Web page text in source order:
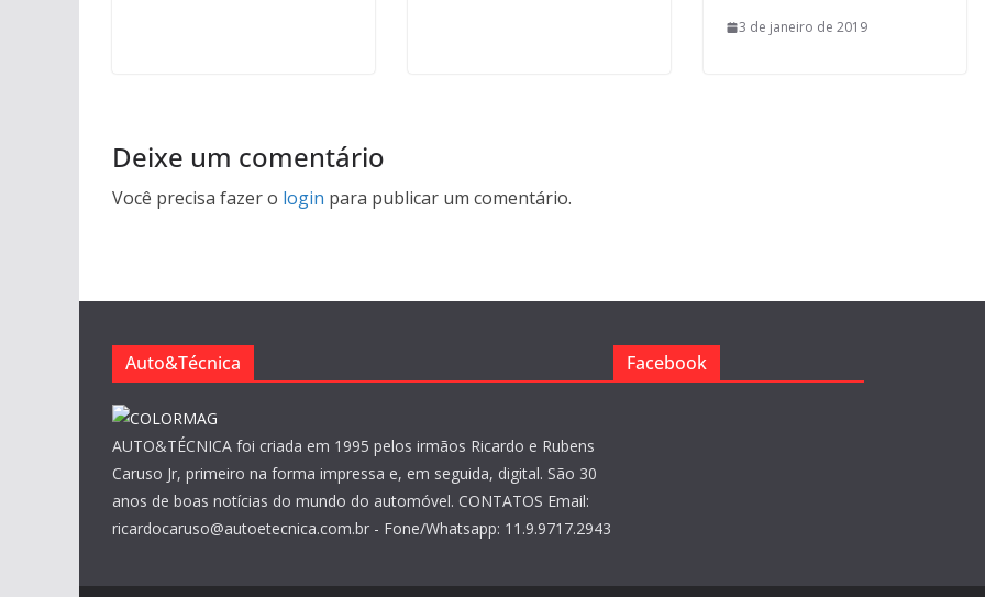
3 de janeiro de 2019
Deixe um comentário
Você precisa fazer o login para publicar um comentário.
Auto&Técnica
AUTO&TÉCNICA foi criada em 1995 pelos irmãos Ricardo e Rubens
Caruso Jr, primeiro na forma impressa e, em seguida, digital. São 30
anos de boas notícias do mundo do automóvel. CONTATOS Email:
ricardocaruso@autoetecnica.com.br - Fone/Whatsapp: 11.9.9717.2943
Facebook